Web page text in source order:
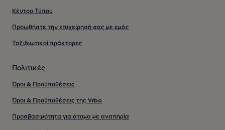
Κέντρο Τύπου
Προωθήστε την επιχείρησή σας με εμάς
Ταξιδιωτικοί πράκτορες
Πολιτικές
Όροι & Προϋποθέσεις
Όροι & Προϋποθέσεις της Vrbo
Προσβασιμότητα για άτομα με αναπηρία